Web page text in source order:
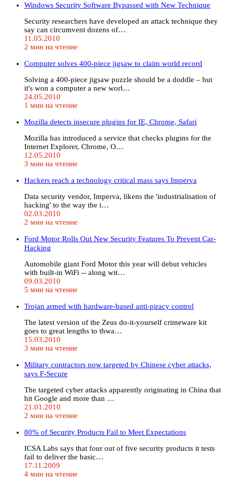
Windows Security Software Bypassed with New Technique
Security researchers have developed an attack technique they
say can circumvent dozens of…
11.05.2010
2 мин на чтение
Computer solves 400-piece jigsaw to claim world record
Solving a 400-piece jigsaw puzzle should be a doddle – but
it's won a computer a new worl…
24.05.2010
1 мин на чтение
Mozilla detects insecure plugins for IE, Chrome, Safari
Mozilla has introduced a service that checks plugins for the
Internet Explorer, Chrome, O…
12.05.2010
3 мин на чтение
Hackers reach a technology critical mass says Imperva
Data security vendor, Imperva, likens the 'industrialisation of
hacking' to the way the i…
02.03.2010
2 мин на чтение
Ford Motor Rolls Out New Security Features To Prevent Car-
Hacking
Automobile giant Ford Motor this year will debut vehicles
with built-in WiFi -- along wit…
09.03.2010
5 мин на чтение
Trojan armed with hardware-based anti-piracy control
The latest version of the Zeus do-it-yourself crimeware kit
goes to great lengths to thwa…
15.03.2010
3 мин на чтение
Military contractors now targeted by Chinese cyber attacks,
says F-Secure
The targeted cyber attacks apparently originating in China that
hit Google and more than …
21.01.2010
2 мин на чтение
80% of Security Products Fail to Meet Expectations
ICSA Labs says that four out of five security products it tests
fail to deliver the basic…
17.11.2009
4 мин на чтение